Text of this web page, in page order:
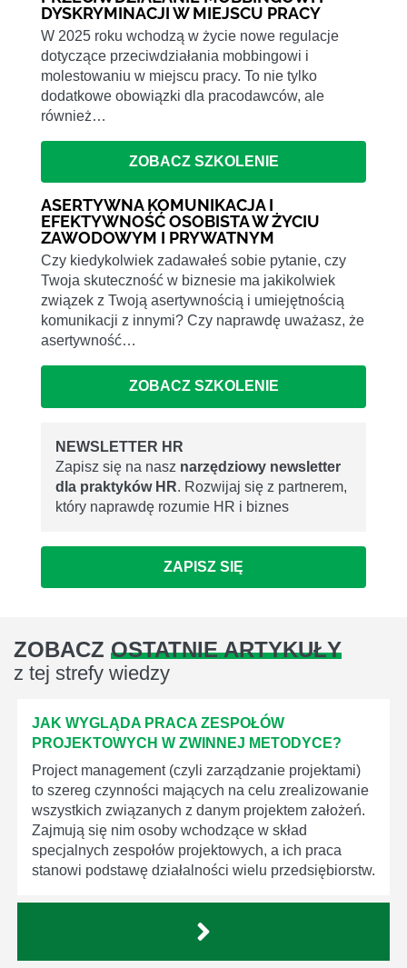
DYSKRYMINACJI W MIEJSCU PRACY
W 2025 roku wchodzą w życie nowe regulacje
dotyczące przeciwdziałania mobbingowi i
molestowaniu w miejscu pracy. To nie tylko
dodatkowe obowiązki dla pracodawców, ale
również…
ZOBACZ SZKOLENIE
ASERTYWNA KOMUNIKACJA I
EFEKTYWNOŚĆ OSOBISTA W ŻYCIU
ZAWODOWYM I PRYWATNYM
Czy kiedykolwiek zadawałeś sobie pytanie, czy
Twoja skuteczność w biznesie ma jakikolwiek
związek z Twoją asertywnością i umiejętnością
komunikacji z innymi? Czy naprawdę uważasz, że
asertywność…
ZOBACZ SZKOLENIE
NEWSLETTER HR
Zapisz się na nasz narzędziowy newsletter
dla praktyków HR. Rozwijaj się z partnerem,
który naprawdę rozumie HR i biznes
ZAPISZ SIĘ
ZOBACZ OSTATNIE ARTYKUŁY
z tej strefy wiedzy
JAK WYGLĄDA PRACA ZESPOŁÓW
PROJEKTOWYCH W ZWINNEJ METODYCE?
Project management (czyli zarządzanie projektami)
to szereg czynności mających na celu zrealizowanie
wszystkich związanych z danym projektem założeń.
Zajmują się nim osoby wchodzące w skład
specjalnych zespołów projektowych, a ich praca
stanowi podstawę działalności wielu przedsiębiorstw.